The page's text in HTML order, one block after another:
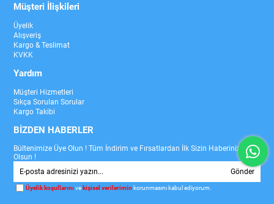
Müşteri İlişkileri
Üyelik
Alışveriş
Kargo & Teslimat
KVKK
Yardım
Müşteri Hizmetleri
Sıkça Sorulan Sorular
Kargo Takibi
BİZDEN HABERLER
Bültenimize Üye Olun ! Tüm İndirim ve Fırsatlardan İlk Sizin Haberiniz
Olsun !
Gönder
Üyelik koşullarını ve kişisel verilerimin korunmasını kabul ediyorum.